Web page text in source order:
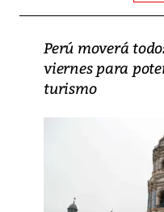
Perú moverá
viernes para
turismo